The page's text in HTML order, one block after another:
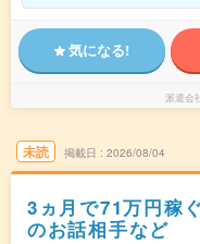
気になる!
派遣会
未読 掲載日 2026/08/04
3ヵ月で71万円稼
のお話相手など